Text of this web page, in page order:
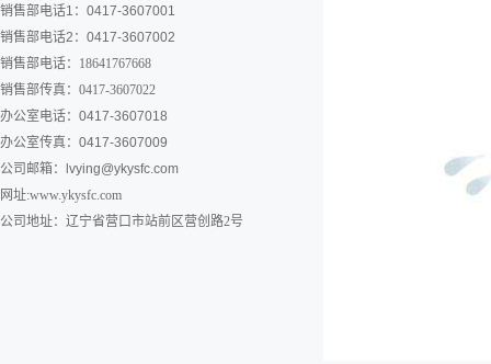
销售部电话1：0417-3607001
销售部电话2：0417-3607002
销售部电话：18641767668
销售部传真：0417-3607022
办公室电话：0417-3607018
办公室传真：0417-3607009
公司邮箱：
lvying@ykysfc.com
网址:www.ykysfc.com
公司地址：辽宁省营口市站前区营创路2号